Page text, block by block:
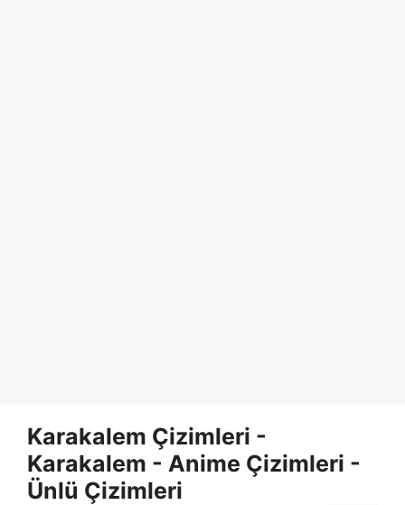
content
Karakalem Çizimleri -
Karakalem - Anime Çizimleri -
Ünlü Çizimleri